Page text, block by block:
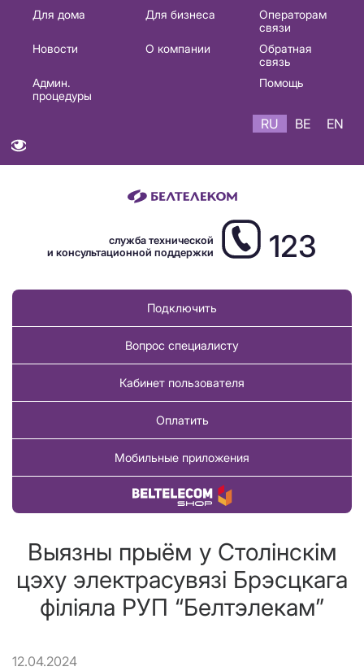
Основная
навигация
Для дома Для бизнеса
Операторам
связи
Новости
О компании
Обратная
связь
Админ.
процедуры
Помощь
RU BE EN
служба технической
и консультационной поддержки
123
Подключить
Вопрос специалисту
Кабинет пользователя
Оплатить
Мобильные приложения
Купить товар
Выязны прыём у Столінскім
цэху электрасувязі Брэсцкага
філіяла РУП “Белтэлекам”
12.04.2024